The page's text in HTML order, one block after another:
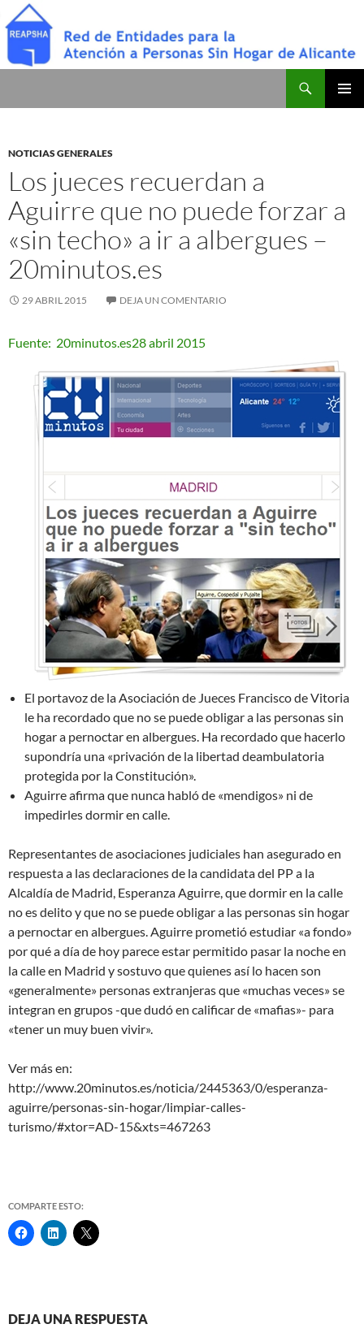
Saltar
al
contenido
NOTICIAS GENERALES
Los jueces recuerdan a
Aguirre que no puede forzar a
«sin techo» a ir a albergues –
20minutos.es
29 ABRIL 2015 DEJA UN COMENTARIO
Fuente: 20minutos.es28 abril 2015
El portavoz de la Asociación de Jueces Francisco de Vitoria
le ha recordado que no se puede obligar a las personas sin
hogar a pernoctar en albergues. Ha recordado que hacerlo
supondría una «privación de la libertad deambulatoria
protegida por la Constitución».
Aguirre afirma que nunca habló de «mendigos» ni de
impedirles dormir en calle.
Representantes de asociaciones judiciales han asegurado en
respuesta a las declaraciones de la candidata del PP a la
Alcaldía de Madrid, Esperanza Aguirre, que dormir en la calle
no es delito y que no se puede obligar a las personas sin hogar
a pernoctar en albergues. Aguirre prometió estudiar «a fondo»
por qué a día de hoy parece estar permitido pasar la noche en
la calle en Madrid y sostuvo que quienes así lo hacen son
«generalmente» personas extranjeras que «muchas veces» se
integran en grupos -que dudó en calificar de «mafias»- para
«tener un muy buen vivir».
Ver más en:
http://www.20minutos.es/noticia/2445363/0/esperanza-
aguirre/personas-sin-hogar/limpiar-calles-
turismo/#xtor=AD-15&xts=467263
COMPARTE ESTO:
Navegación
DEJA UNA RESPUESTA